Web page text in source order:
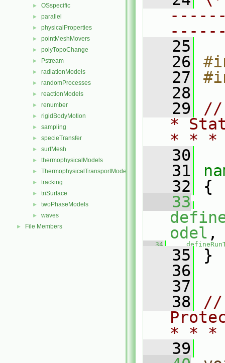
► OSspecific
► parallel
► physicalProperties
► pointMeshMovers
► polyTopoChange
► Pstream
► radiationModels
► randomProcesses
► reactionModels
► renumber
► rigidBodyMotion
► sampling
► specieTransfer
► surfMesh
► thermophysicalModels
► ThermophysicalTransportModels
► tracking
► triSurface
► twoPhaseModels
► waves
► File Members
   25
   26
   27
   28
   29
//
*
* *
   30
   31
   32
{
   33
odel ,
   34
   35
}
   36
   37
   38
//
* *
   39